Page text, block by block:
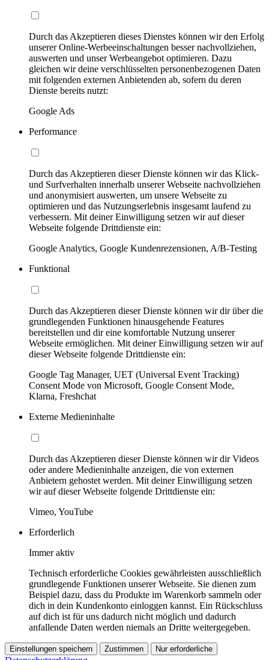
Durch das Akzeptieren dieses Dienstes können wir den Erfolg
unserer Online-Werbeeinschaltungen besser nachvollziehen,
auswerten und unser Werbeangebot optimieren. Dazu
gleichen wir deine verschlüsselten personenbezogenen Daten
mit folgenden externen Anbietenden ab, sofern du deren
Dienste bereits nutzt:
Google Ads
Performance
Durch das Akzeptieren dieser Dienste können wir das Klick-
und Surfverhalten innerhalb unserer Webseite nachvollziehen
und anonymisiert auswerten, um unsere Webseite zu
optimieren und das Nutzungserlebnis insgesamt laufend zu
verbessern. Mit deiner Einwilligung setzen wir auf dieser
Webseite folgende Drittdienste ein:
Google Analytics, Google Kundenrezensionen, A/B-Testing
Funktional
Durch das Akzeptieren dieser Dienste können wir dir über die
grundlegenden Funktionen hinausgehende Features
bereitstellen und dir eine komfortable Nutzung unserer
Webseite ermöglichen. Mit deiner Einwilligung setzen wir auf
dieser Webseite folgende Drittdienste ein:
Google Tag Manager, UET (Universal Event Tracking)
Consent Mode von Microsoft, Google Consent Mode,
Klarna, Freshchat
Externe Medieninhalte
Durch das Akzeptieren dieser Dienste können wir dir Videos
oder andere Medieninhalte anzeigen, die von externen
Anbietern gehostet werden. Mit deiner Einwilligung setzen
wir auf dieser Webseite folgende Drittdienste ein:
Vimeo, YouTube
Erforderlich
Immer aktiv
Technisch erforderliche Cookies gewährleisten ausschließlich
grundlegende Funktionen unserer Webseite. Sie dienen zum
Beispiel dazu, dass du Produkte im Warenkorb sammeln oder
dich in dein Kundenkonto einloggen kannst. Ein Rückschluss
auf dich ist für uns dadurch nicht möglich und dadurch
anfallende Daten werden niemals an Dritte weitergegeben.
Einstellungen speichern Zustimmen Nur erforderliche